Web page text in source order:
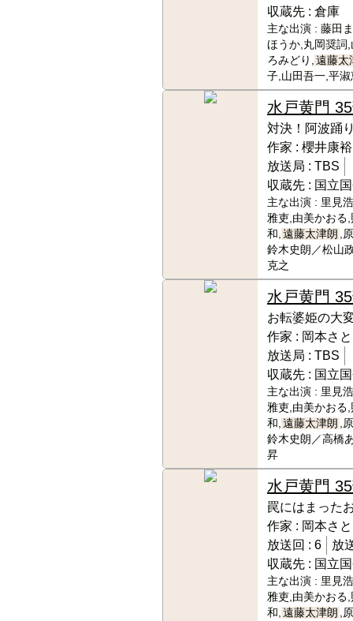
収蔵先 : 倉庫
主な出演 : 藤田
ほうか,丸岡奨詞
ろみどり, 遠藤太
子,山田吾一,平
水戸黄門
対決！阿波踊
作家 : 櫻井康裕
放送局 : TBS
収蔵先 : 国立
主な出演 : 里見
雅吏,由美かおる
和, 遠藤太津朗 ,
鈴木史朗／松山
克之
水戸黄門
お転婆姫の大
作家 : 岡本さ
放送局 : TBS
収蔵先 : 国立
主な出演 : 里見
雅吏,由美かおる
和, 遠藤太津朗 ,
鈴木史朗／高橋
昇
水戸黄門
罠にはまった
作家 : 岡本さ
放送回 : 6
放
収蔵先 : 国立
主な出演 : 里見
雅吏,由美かおる
和, 遠藤太津朗 ,